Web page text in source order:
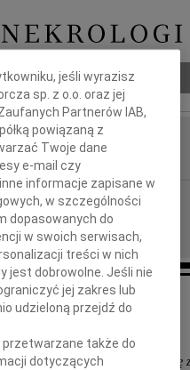
ludzi stąpa ostrożnie, krucho
to tato i mama
morza, tak niedawno trzymali się
jeśli wyrazisz
sp. z o.o. oraz jej
Zaufanych Partnerów IAB,
powiązaną z
Twoje dane
e-mail czy
informacje zapisane w
w szczególności
dopasowanych do
w swoich serwisach,
treści w nich
jest dobrowolne. Jeśli nie
jej zakres lub
udzieloną przejdź do
przetwarzane także do
dotyczących